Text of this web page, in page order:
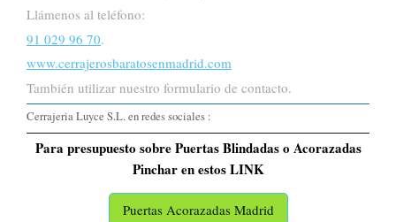
Llámenos al teléfono:
91 029 96 70.
www.cerrajerosbaratosenmadrid.com
También utilizar nuestro formulario de contacto.
Cerrajeria Luyce S.L. en redes sociales :
Para presupuesto sobre Puertas Blindadas o Acorazadas
Pinchar en estos LINK
Puertas Acorazadas Madrid